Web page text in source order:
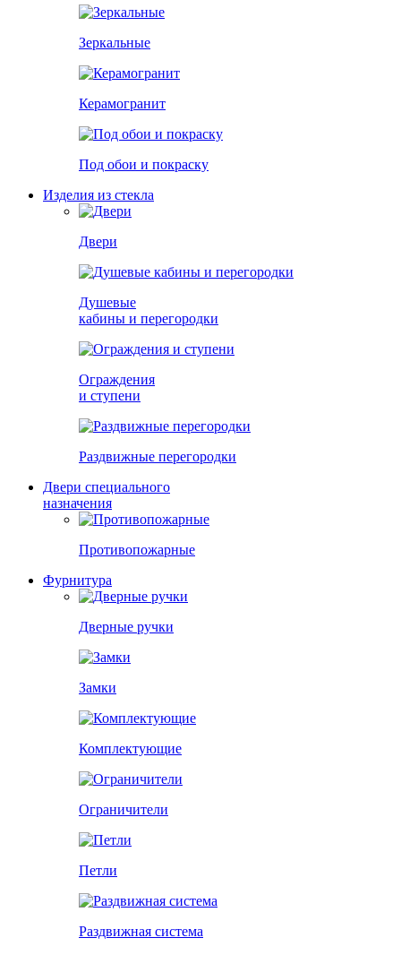
Зеркальные
Керамогранит
Под обои и покраску
Изделия из стекла
Двери
Душевые
кабины и перегородки
Ограждения
и ступени
Раздвижные перегородки
Двери специального
назначения
Противопожарные
Фурнитура
Дверные ручки
Замки
Комплектующие
Ограничители
Петли
Раздвижная система